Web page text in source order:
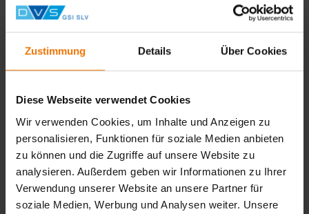
Zustimmung Details Über Cookies
Diese Webseite verwendet Cookies
Wir verwenden Cookies, um Inhalte und Anzeigen zu
personalisieren, Funktionen für soziale Medien anbieten
zu können und die Zugriffe auf unsere Website zu
analysieren. Außerdem geben wir Informationen zu Ihrer
Verwendung unserer Website an unsere Partner für
soziale Medien, Werbung und Analysen weiter. Unsere
Schweißaufsichten nach DVGW-Merkblatt GW 331 (SLV
Hannover)
Die GSI – Gesellschaft für Schweißtechnik International
mbH ist aufgrund langjähriger Kompetenz als Prüfstelle in
verschiedenen Systemen (s.o.) zugelassen, entsprechende
Prüfungen abzunehmen. Für Hersteller und Anwender
ergeben sich daraus insbesondere im Bereich der
Schweißtechnik folgende Vorteile: